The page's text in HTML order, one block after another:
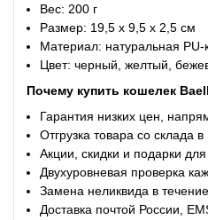
Вес: 200 г
Размер: 19,5 х 9,5 х 2,5 см
Материал: натуральная
Цвет: черный, желтый,
Почему купить кошелек
Гарантия низких цен,
Отгрузка товара со склада
Акции, скидки и подарки
Двухуровневая проверка
Замена неликвида в
Доставка почтой России,